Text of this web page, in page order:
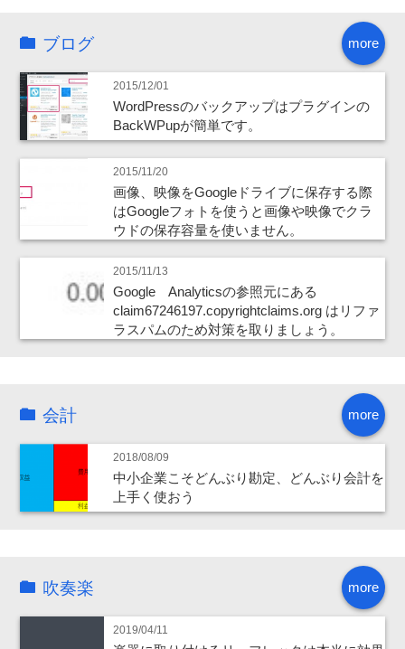
more
ブログ
2015/12/01
WordPressのバックアップはプラグインの
BackWPupが簡単です。
2015/11/20
画像、映像をGoogleドライブに保存する際
はGoogleフォトを使うと画像や映像でクラ
ウドの保存容量を使いません。
2015/11/13
Google Analyticsの参照元にある
claim67246197.copyrightclaims.org はリファ
ラスパムのため対策を取りましょう。
more
会計
2018/08/09
中小企業こそどんぶり勘定、どんぶり会計を
上手く使おう
more
吹奏楽
2019/04/11